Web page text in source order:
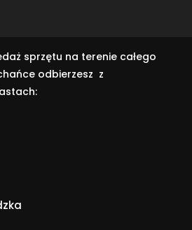
sprzętu na terenie całego
odbierzesz z